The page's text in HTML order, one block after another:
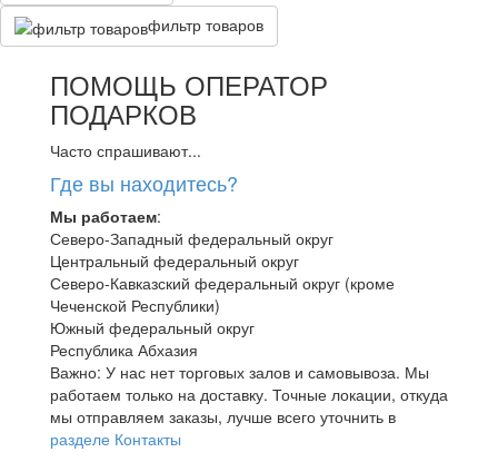
фильтр товаров
ПОМОЩЬ ОПЕРАТОР
ПОДАРКОВ
Часто спрашивают...
Где вы находитесь?
Мы работаем:
Северо-Западный федеральный округ
Центральный федеральный округ
Северо-Кавказский федеральный округ (кроме
Чеченской Республики)
Южный федеральный округ
Республика Абхазия
Важно: У нас нет торговых залов и самовывоза. Мы
работаем только на доставку. Точные локации, откуда
мы отправляем заказы, лучше всего уточнить в
разделе Контакты